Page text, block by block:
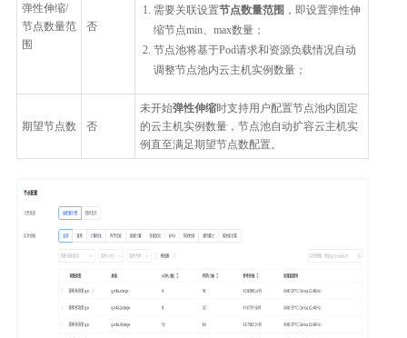
弹性伸缩/
节点数量范
围
否
需要关联设置节点数量范围 ，即设置弹性伸
缩节点min、max数量；
节点池将基于Pod请求和资源负载情况自动
调整节点池内云主机实例数量；
期望节点数 否
未开始弹性伸缩时支持用户配置节点池内固定
的云主机实例数量，节点池自动扩容云主机实
例直至满足期望节点数配置。